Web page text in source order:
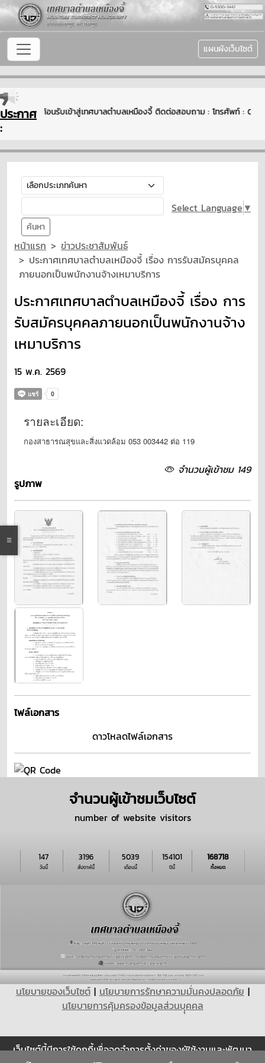
แผนผังเว็บไซต์
ประกาศ
:
ยินดีต้อนรับเข้าสู่เทศบาลตำบลเหมืองจี้ ติดต่อสอบถาม : โทรศัพท์ : 0-
ค้นหา
Select Language ▼
หน้าแรก
ข่าวประชาสัมพันธ์
ประกาศเทศบาลตำบลเหมืองจี้ เรื่อง การรับสมัครบุคคล
ภายนอกเป็นพนักงานจ้างเหมาบริการ
ประกาศเทศบาลตำบลเหมืองจี้ เรื่อง การ
รับสมัครบุคคลภายนอกเป็นพนักงานจ้าง
เหมาบริการ
15 พ.ค. 2569
รายละเอียด:
กองสาธารณสุขและสิ่งแวดล้อม 053 003442 ต่อ 119
จำนวนผู้เข้าชม 149
รูปภาพ
ไฟล์เอกสาร
ดาวโหลดไฟล์เอกสาร
จำนวนผู้เข้าชมเว็บไซต์
number of website visitors
วันนี้
147
สัปดาห์นี้
3196
เดือนนี้
5039
ปีนี้
154101
ทั้งหมด
168718
นโยบายของเว็บไซต์| นโยบายการรักษาความมั่นคงปลอดภัย |
นโยบายการคุ้มครองข้อมูลส่วนบุุคคล
Cookie
เว็บไซต์นี้มีการใช้คุกกี้เพื่อจดจำการตั้งค่าของผู้ใช้งานและพัฒนา